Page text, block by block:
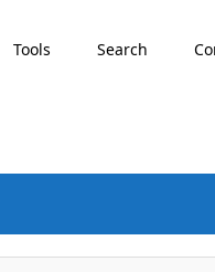
Tools Search